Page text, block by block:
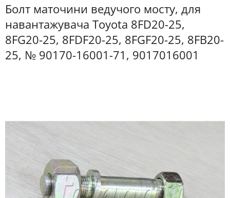
Болт маточини ведучого мосту, для
навантажувача Toyota 8FD20-25,
8FG20-25, 8FDF20-25, 8FGF20-25, 8FB20-
25, № 90170-16001-71, 9017016001